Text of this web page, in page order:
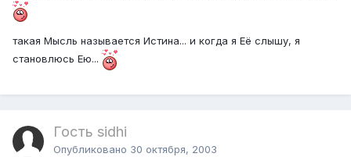
такая Мысль называется Истина... и когда я Её слышу, я
становлюсь Ею...
Гость sidhi
Опубликовано 30 октября, 2003